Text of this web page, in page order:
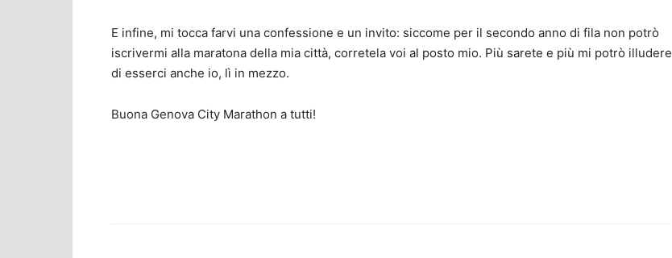
E infine, mi tocca farvi una confessione e un invito: siccome per il secondo anno di fila non potrò
iscrivermi alla maratona della mia città, corretela voi al posto mio. Più sarete e più mi potrò illudere
di esserci anche io, lì in mezzo.
Buona Genova City Marathon a tutti!